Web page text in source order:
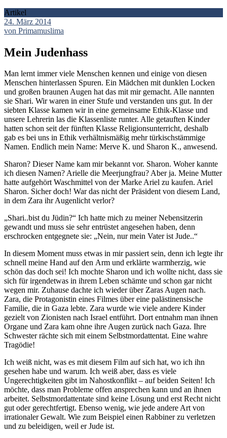
Artikel
24. März 2014
von Primamuslima
Mein Judenhass
Man lernt immer viele Menschen kennen und einige von diesen
Menschen hinterlassen Spuren. Ein Mädchen mit dunklen Locken
und großen braunen Augen hat das mit mir gemacht. Alle nannten
sie Shari. Wir waren in einer Stufe und verstanden uns gut. In der
siebten Klasse kamen wir in eine gemeinsame Ethik-Klasse und
unsere Lehrerin las die Klassenliste runter. Alle getauften Kinder
hatten schon seit der fünften Klasse Religionsunterricht, deshalb
gab es bei uns in Ethik verhältnismäßig mehr türkischstämmige
Namen. Endlich mein Name: Merve K. und Sharon K., anwesend.
Sharon? Dieser Name kam mir bekannt vor. Sharon. Woher kannte
ich diesen Namen? Arielle die Meerjungfrau? Aber ja. Meine Mutter
hatte aufgehört Waschmittel von der Marke Ariel zu kaufen. Ariel
Sharon. Sicher doch! War das nicht der Präsident von diesem Land,
in dem Zara ihr Augenlicht verlor?
„Shari..bist du Jüdin?“ Ich hatte mich zu meiner Nebensitzerin
gewandt und muss sie sehr entrüstet angesehen haben, denn
erschrocken entgegnete sie: „Nein, nur mein Vater ist Jude..“
In diesem Moment muss etwas in mir passiert sein, denn ich legte ihr
schnell meine Hand auf den Arm und erklärte warmherzig, wie
schön das doch sei! Ich mochte Sharon und ich wollte nicht, dass sie
sich für irgendetwas in ihrem Leben schämte und schon gar nicht
wegen mir. Zuhause dachte ich wieder über Zaras Augen nach.
Zara, die Protagonistin eines Filmes über eine palästinensische
Familie, die in Gaza lebte. Zara wurde wie viele andere Kinder
gezielt von Zionisten nach Israel entführt. Dort entnahm man ihnen
Organe und Zara kam ohne ihre Augen zurück nach Gaza. Ihre
Schwester rächte sich mit einem Selbstmordattentat. Eine wahre
Tragödie!
Ich weiß nicht, was es mit diesem Film auf sich hat, wo ich ihn
gesehen habe und warum. Ich weiß aber, dass es viele
Ungerechtigkeiten gibt im Nahostkonflikt – auf beiden Seiten! Ich
möchte, dass man Probleme offen ansprechen kann und an ihnen
arbeitet. Selbstmordattentate sind keine Lösung und erst Recht nicht
gut oder gerechtfertigt. Ebenso wenig, wie jede andere Art von
irrationaler Gewalt. Wie zum Beispiel einen Rabbiner zu verletzen
und zu beleidigen, weil er Jude ist.